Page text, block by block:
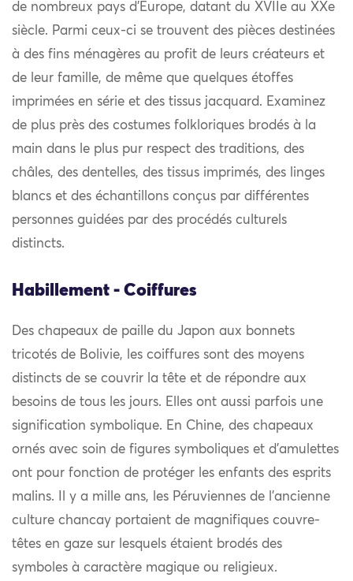
de nombreux pays d’Europe, datant du XVIIe au XXe
siècle. Parmi ceux-ci se trouvent des pièces destinées
à des fins ménagères au profit de leurs créateurs et
de leur famille, de même que quelques étoffes
imprimées en série et des tissus jacquard. Examinez
de plus près des costumes folkloriques brodés à la
main dans le plus pur respect des traditions, des
châles, des dentelles, des tissus imprimés, des linges
blancs et des échantillons conçus par différentes
personnes guidées par des procédés culturels
distincts.
Habillement - Coiffures
Des chapeaux de paille du Japon aux bonnets
tricotés de Bolivie, les coiffures sont des moyens
distincts de se couvrir la tête et de répondre aux
besoins de tous les jours. Elles ont aussi parfois une
signification symbolique. En Chine, des chapeaux
ornés avec soin de figures symboliques et d’amulettes
ont pour fonction de protéger les enfants des esprits
malins. Il y a mille ans, les Péruviennes de l’ancienne
culture chancay portaient de magnifiques couvre-
têtes en gaze sur lesquels étaient brodés des
symboles à caractère magique ou religieux.